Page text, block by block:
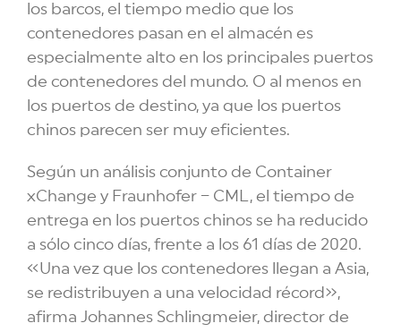
los barcos, el tiempo medio que los
contenedores pasan en el almacén es
especialmente alto en los principales puertos
de contenedores del mundo. O al menos en
los puertos de destino, ya que los puertos
chinos parecen ser muy eficientes.
Según un análisis conjunto de Container
xChange y Fraunhofer – CML, el tiempo de
entrega en los puertos chinos se ha reducido
a sólo cinco días, frente a los 61 días de 2020.
«Una vez que los contenedores llegan a Asia,
se redistribuyen a una velocidad récord»,
afirma Johannes Schlingmeier, director de